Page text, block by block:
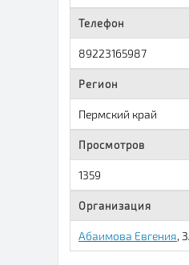
Телефон
89223165987
Регион
Пермский край
Просмотров
1359
Организация
Абаимова Евгения,